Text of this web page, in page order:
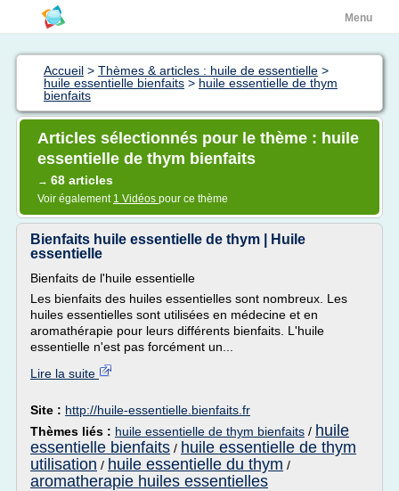
Menu
Accueil > Thèmes & articles : huile de essentielle >
huile essentielle bienfaits > huile essentielle de thym
bienfaits
Articles sélectionnés pour le thème : huile
essentielle de thym bienfaits
→ 68 articles
Voir également 1 Vidéos pour ce thème
Bienfaits huile essentielle de thym | Huile
essentielle
Bienfaits de l'huile essentielle
Les bienfaits des huiles essentielles sont nombreux. Les
huiles essentielles sont utilisées en médecine et en
aromathérapie pour leurs différents bienfaits. L'huile
essentielle n'est pas forcément un...
Lire la suite
Site : http://huile-essentielle.bienfaits.fr
Thèmes liés : huile essentielle de thym bienfaits / huile
essentielle bienfaits / huile essentielle de thym
utilisation / huile essentielle du thym /
aromatherapie huiles essentielles